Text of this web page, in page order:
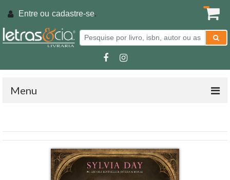
Entre ou cadastre-se.
Menu